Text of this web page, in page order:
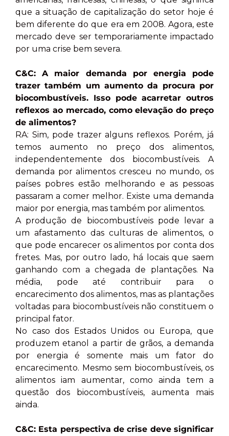
que a situação de capitalização do setor hoje é
bem diferente do que era em 2008. Agora, este
mercado deve ser temporariamente impactado
por uma crise bem severa.
C&C: A maior demanda por energia pode
trazer também um aumento da procura por
biocombustíveis. Isso pode acarretar outros
reflexos ao mercado, como elevação do preço
de alimentos?
RA: Sim, pode trazer alguns reflexos. Porém, já
temos aumento no preço dos alimentos,
independentemente dos biocombustíveis. A
demanda por alimentos cresceu no mundo, os
países pobres estão melhorando e as pessoas
passaram a comer melhor. Existe uma demanda
maior por energia, mas também por alimentos.
A produção de biocombustíveis pode levar a
um afastamento das culturas de alimentos, o
que pode encarecer os alimentos por conta dos
fretes. Mas, por outro lado, há locais que saem
ganhando com a chegada de plantações. Na
média, pode até contribuir para o
encarecimento dos alimentos, mas as plantações
voltadas para biocombustíveis não constituem o
principal fator.
No caso dos Estados Unidos ou Europa, que
produzem etanol a partir de grãos, a demanda
por energia é somente mais um fator do
encarecimento. Mesmo sem biocombustíveis, os
alimentos iam aumentar, como ainda tem a
questão dos biocombustíveis, aumenta mais
ainda.
C&C: Esta perspectiva de crise deve significar